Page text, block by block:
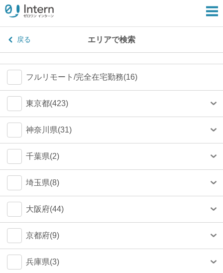
戻る エリアで検索
フルリモート/完全在宅勤務(16)
東京都(423)
港区(79)
渋谷区(75)
新宿区(67)
千代田区(54)
中央区(50)
品川区(30)
神奈川県(31)
横浜市(23)
川崎市(4)
鎌倉市(1)
大和市(0)
千葉県(2)
船橋市(0)
千葉市(0)
埼玉県(8)
さいたま市(4)
大阪府(44)
大阪市(39)
豊中市(3)
京都府(9)
京都市(9)
兵庫県(3)